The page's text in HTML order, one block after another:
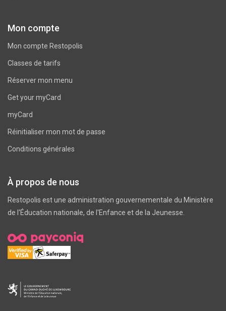
Mon compte
Mon compte Restopolis
Classes de tarifs
Réserver mon menu
Get your myCard
myCard
Réinitialiser mon mot de passe
Conditions générales
À propos de nous
Restopolis est une administration gouvernementale du Ministère
de l'Éducation nationale, de l'Enfance et de la Jeunesse.